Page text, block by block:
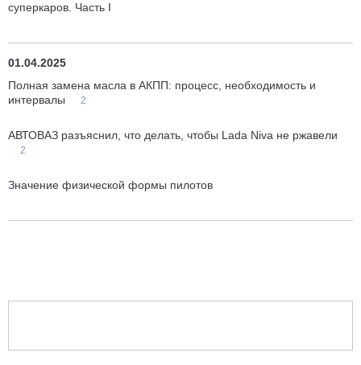
суперкаров. Часть I
01.04.2025
Полная замена масла в АКПП: процесс, необходимость и
интервалы
2
АВТОВАЗ разъяснил, что делать, чтобы Lada Niva не ржавели
2
Значение физической формы пилотов